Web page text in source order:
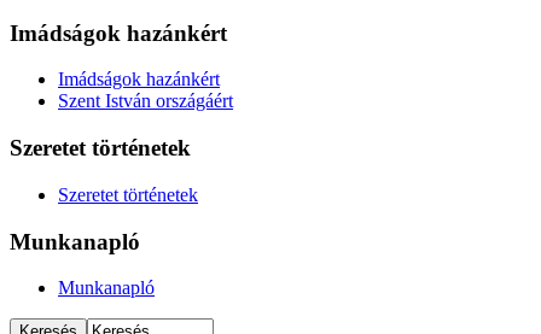
Imádságok hazánkért
Imádságok hazánkért
Szent István országáért
Szeretet történetek
Szeretet történetek
Munkanapló
Munkanapló